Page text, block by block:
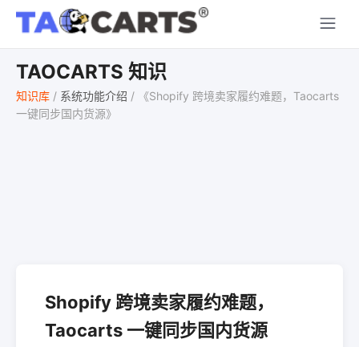
TAOCARTS 知识
知识库 / 系统功能介绍 /
《Shopify 跨境卖家履约难题，Taocarts
一键同步国内货源》
Shopify 跨境卖家履约难题，
Taocarts 一键同步国内货源